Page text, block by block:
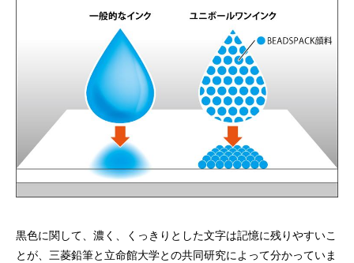
黒色に関して、濃く、くっきりとした文字は記憶に残りやすいこ
とが、三菱鉛筆と立命館大学との共同研究によって分かっていま